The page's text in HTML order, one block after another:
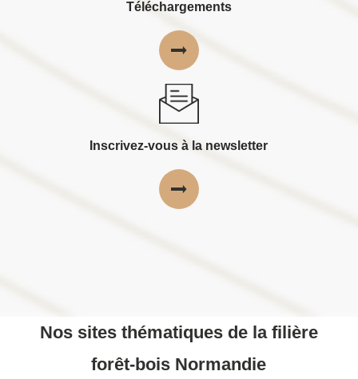
Téléchargements
Inscrivez-vous à la newsletter
Nos sites thématiques de la filière
forêt-bois Normandie